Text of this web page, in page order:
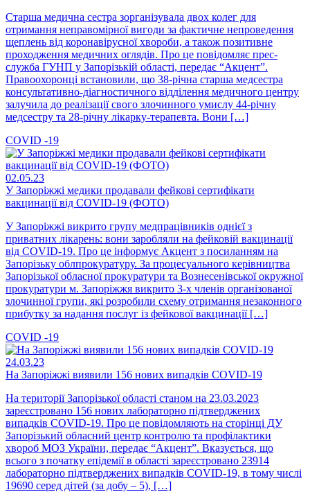
Старша медична сестра зорганізувала двох колег для
отримання неправомірної вигоди за фактичне непроведення
щеплень від коронавірусної хвороби, а також позитивне
проходження медичних оглядів. Про це повідомляє прес-
служба ГУНП у Запорізькій області, передає “Акцент”.
Правоохоронці встановили, що 38-річна старша медсестра
консультативно-діагностичного відділення медичного центру
залучила до реалізації свого злочинного умислу 44-річну
медсестру та 28-річну лікарку-терапевта. Вони […]
COVID -19
02.05.23
У Запоріжжі медики продавали фейкові сертифікати
вакцинації від COVID-19 (ФОТО)
У Запоріжжі викрито групу медпрацівників однієї з
приватних лікарень: вони заробляли на фейковій вакцинації
від COVID-19. Про це інформує Акцент з посиланням на
Запорізьку облпрокуратуру. За процесуального керівництва
Запорізької обласної прокуратури та Вознесенівської окружної
прокуратури м. Запоріжжя викрито 3-х членів організованої
злочинної групи, які розробили схему отримання незаконного
прибутку за надання послуг із фейкової вакцинації […]
COVID -19
24.03.23
На Запоріжжі виявили 156 нових випадків COVID-19
На території Запорізької області станом на 23.03.2023
зареєстровано 156 нових лабораторно підтверджених
випадків COVID-19. Про це повідомляють на сторінці ДУ
Запорізький обласний центр контролю та профілактики
хвороб МОЗ України, передає “Акцент”. Вказується, що
всього з початку епідемії в області зареєстровано 23914
лабораторно підтверджених випадків COVID-19, в тому числі
19690 серед дітей (за добу – 5), […]